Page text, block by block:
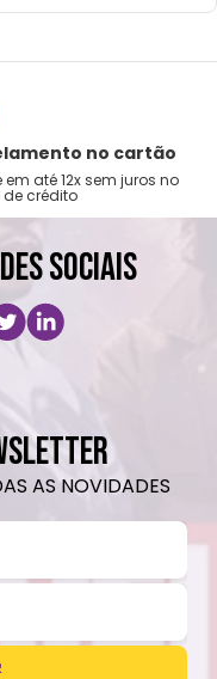
e sabão
freezer.
ao micro-
e abrasivos.
no cartão
em até 12x sem juros no
crédito
SOCIAIS
AS NOVIDADES